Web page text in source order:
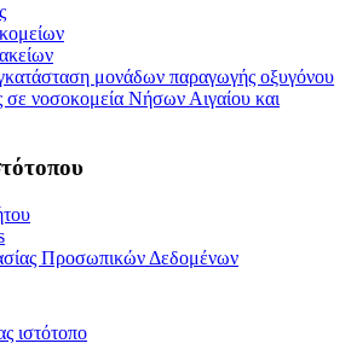
μονάδων παραγωγής οξυγόνου
σε νοσοκομεία Νήσων Αιγαίου και
Προσωπικών Δεδομένων
ιστότοπο